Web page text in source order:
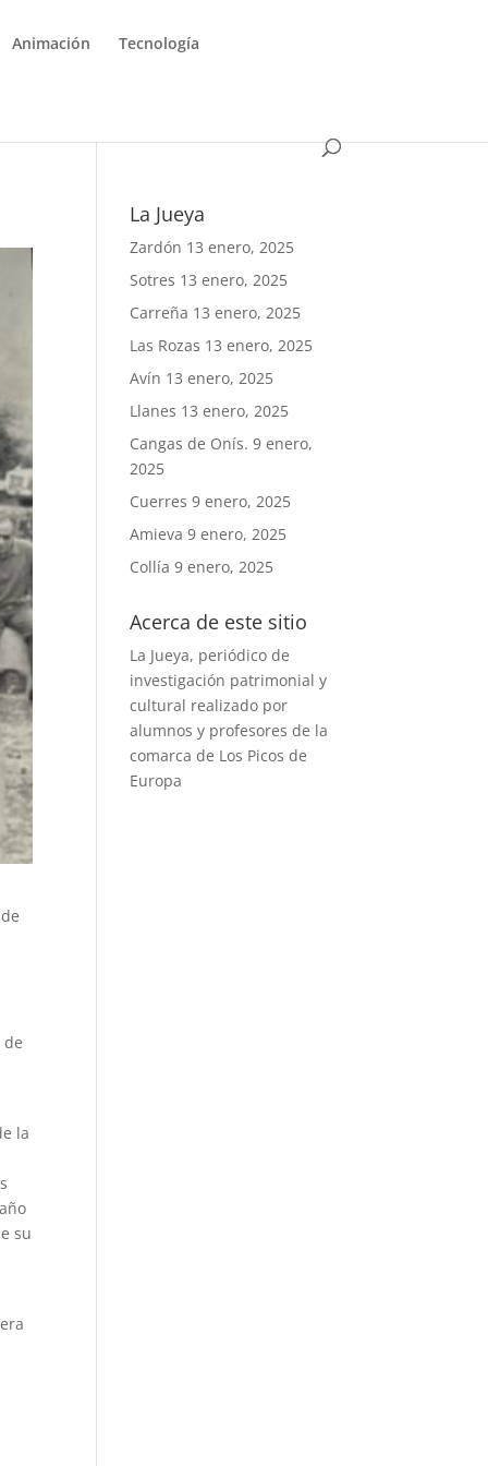
Animación Tecnología
la
su
La Jueya
Zardón 13 enero, 2025
Sotres 13 enero, 2025
Carreña 13 enero, 2025
Las Rozas 13 enero, 2025
Avín 13 enero, 2025
Llanes 13 enero, 2025
Cangas de Onís. 9 enero,
2025
Cuerres 9 enero, 2025
Amieva 9 enero, 2025
Collía 9 enero, 2025
Acerca de este sitio
La Jueya, periódico de
investigación patrimonial y
cultural realizado por
alumnos y profesores de la
comarca de Los Picos de
Europa